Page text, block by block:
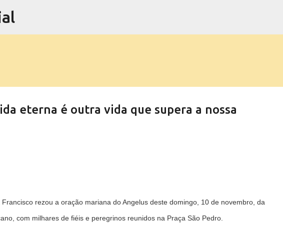
eterna é outra vida que supera a nossa
Francisco rezou a oração mariana do Angelus deste domingo, 10 de novembro, da
com milhares de fiéis e peregrinos reunidos na Praça São Pedro.